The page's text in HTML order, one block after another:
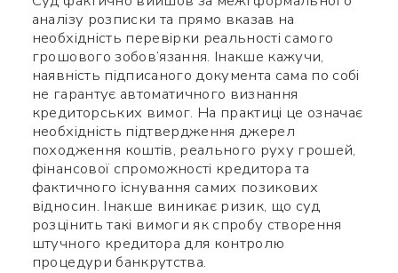
аналізу розписки та прямо вказав на
необхідність перевірки реальності самого
грошового зобов’язання. Інакше кажучи,
наявність підписаного документа сама по собі
не гарантує автоматичного визнання
кредиторських вимог. На практиці це означає
необхідність підтвердження джерел
походження коштів, реального руху грошей,
фінансової спроможності кредитора та
фактичного існування самих позикових
відносин. Інакше виникає ризик, що суд
розцінить такі вимоги як спробу створення
штучного кредитора для контролю
процедури банкрутства.